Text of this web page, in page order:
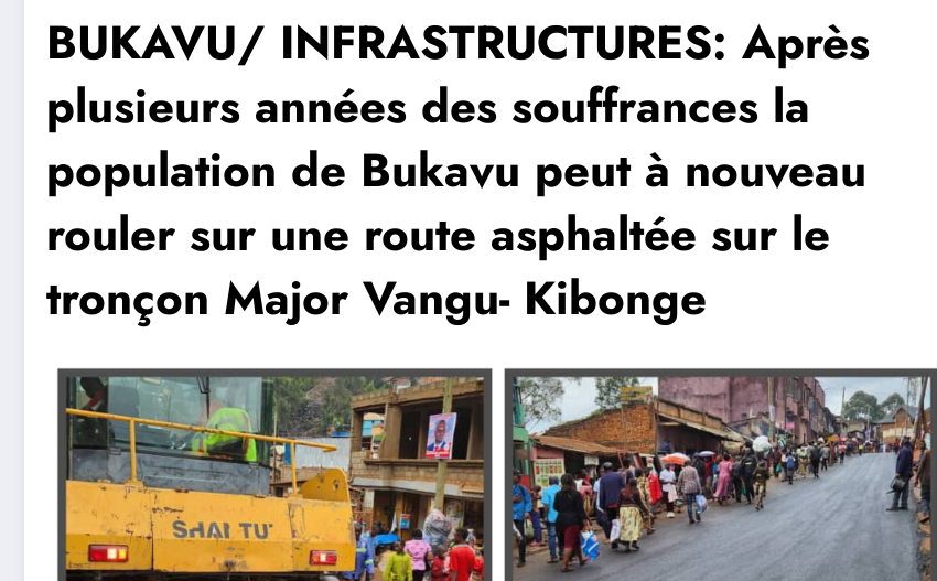
BUKAVU/ INFRASTRUCTURES: Après
plusieurs années des souffrances la
population de Bukavu peut à nouveau
rouler sur une route asphaltée sur le
tronçon Major Vangu- Kibonge